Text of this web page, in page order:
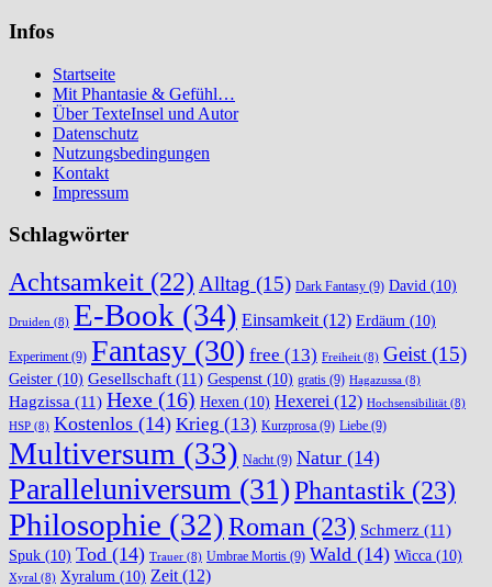
Infos
Startseite
Mit Phantasie & Gefühl…
Über TexteInsel und Autor
Datenschutz
Nutzungsbedingungen
Kontakt
Impressum
Schlagwörter
Achtsamkeit (22) Alltag (15) Dark Fantasy (9) David (10)
Druiden (8) E-Book (34) Einsamkeit (12) Erdäum (10)
Experiment(9) Fantasy (30) free (13) Freiheit (8) Geist (15)
Geister (10) Gesellschaft (11) Gespenst (10) gratis (9) Hagazussa (8)
Hagzissa (11) Hexe (16) Hexen (10) Hexerei (12) Hochsensibilität (8)
HSP (8) Kostenlos (14) Krieg (13) Kurzprosa (9) Liebe (9)
Multiversum (33) Nacht(9) Natur (14)
Paralleluniversum (31)Phantastik (23)
Philosophie (32)Roman (23) Schmerz (11)
Spuk (10) Tod (14) Trauer (8) Umbrae Mortis (9) Wald (14) Wicca (10)
Xyral (8) Xyralum (10) Zeit (12)